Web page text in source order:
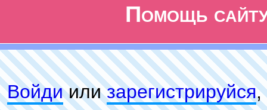
Помощь
Войдиилизарeгиcтpируйся,